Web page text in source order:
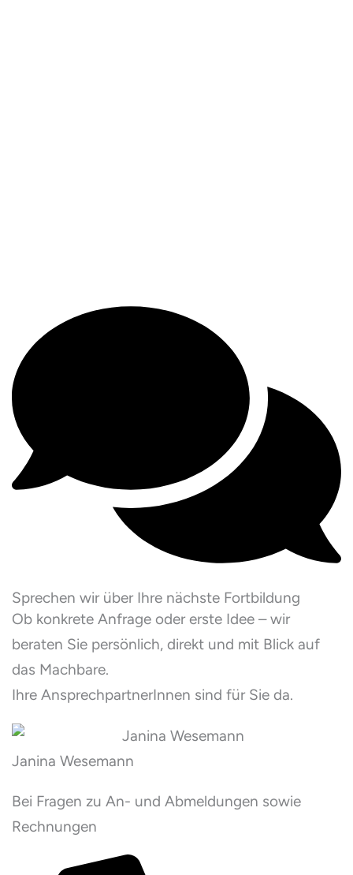
Sprechen wir über Ihre nächste Fortbildung
Ob konkrete Anfrage oder erste Idee – wir
beraten Sie persönlich, direkt und mit Blick auf
das Machbare.
Ihre AnsprechpartnerInnen sind für Sie da.
Janina Wesemann
Bei Fragen zu An- und Abmeldungen sowie
Rechnungen